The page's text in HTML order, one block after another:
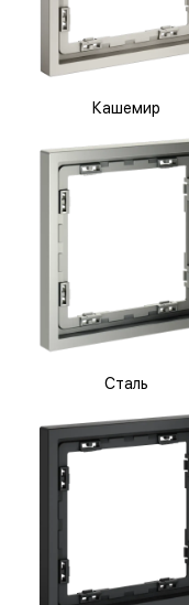
Кашемир
Сталь